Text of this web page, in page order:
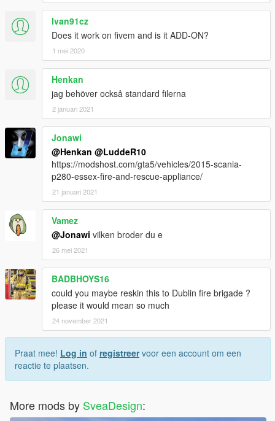
Ivan91cz
Does it work on fivem and is it ADD-ON?
1 mei 2020
Henkan
jag behöver också standard filerna
2 januari 2021
Jonawi
@Henkan @LuddeR10
https://modshost.com/gta5/vehicles/2015-scania-
p280-essex-fire-and-rescue-appliance/
21 januari 2021
Vamez
@Jonawi vilken broder du e
26 mei 2021
BADBHOYS16
could you maybe reskin this to Dublin fire brigade ?
please it would mean so much
24 november 2021
Praat mee! Log in of registreervoor een account om een
reactie te plaatsen.
More mods by SveaDesign: